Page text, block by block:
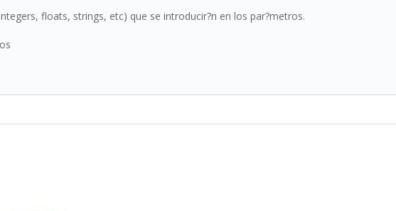
floats, strings, etc) que se introducir?n en los par?metros.